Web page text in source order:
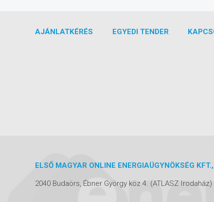
AJÁNLATKÉRÉS EGYEDI TENDER
ELSŐ MAGYAR ONLINE ENERGIAÜGYNÖKSÉG KFT.,
2040 Budaörs, Ébner György köz 4. (ATLASZ Irodaház)